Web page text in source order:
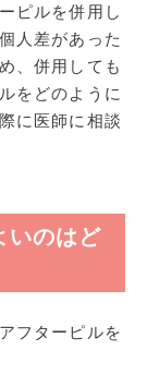
ピルを併用し
人差があった
、併用しても
をどのように
に医師に相談
いのはど
フターピルを